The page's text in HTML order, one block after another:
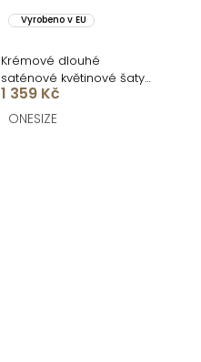
Vyrobeno v EU
Krémové dlouhé
saténové květinové šaty
MAXWELL
1 359 Kč
ONESIZE